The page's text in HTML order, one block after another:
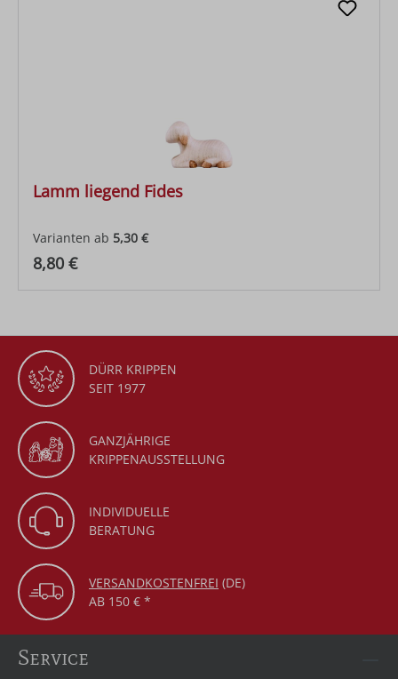
Lamm liegend Fides
Varianten ab 5,30 €
Regulärer Preis:
8,80 €
DÜRR KRIPPEN
SEIT 1977
GANZJÄHRIGE
KRIPPENAUSSTELLUNG
INDIVIDUELLE
BERATUNG
VERSANDKOSTENFREI (DE)
AB 150 € *
Service